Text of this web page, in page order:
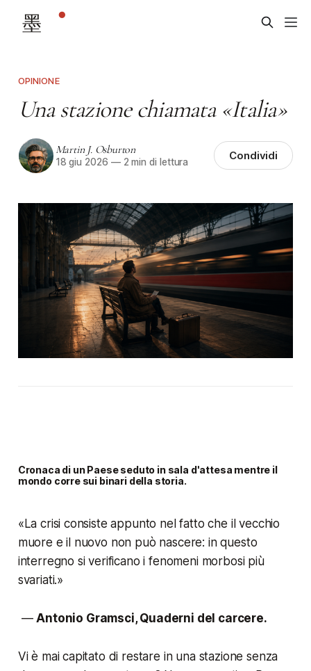
OPINIONE
Una stazione chiamata «Italia»
Martin J. Osburton
18 giu 2026 —2 min di lettura Condividi
Cronaca di un Paese seduto in sala d'attesa mentre il
mondo corre sui binari della storia.
«La crisi consiste appunto nel fatto che il vecchio
muore e il nuovo non può nascere: in questo
interregno si verificano i fenomeni morbosi più
svariati.»
—Antonio Gramsci, Quaderni del carcere.
Vi è mai capitato di restare in una stazione senza